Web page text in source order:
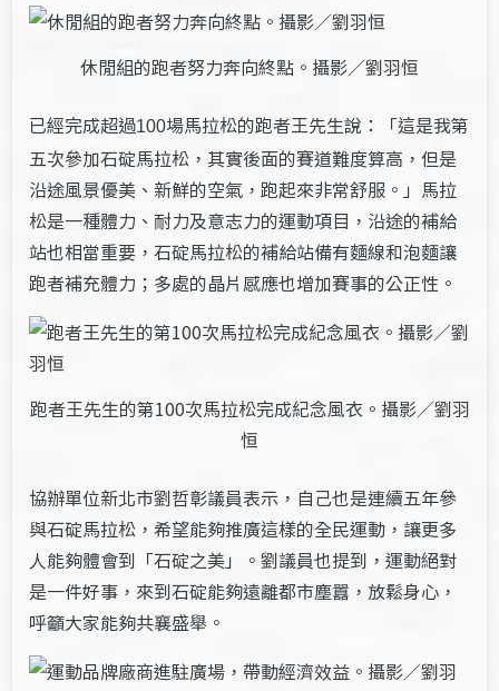
休閒組的跑者努力奔向終點。攝影／劉羽恒
已經完成超過100場馬拉松的跑者王先生說：「這是我第
五次參加石碇馬拉松，其實後面的賽道難度算高，但是
沿途風景優美、新鮮的空氣，跑起來非常舒服。」馬拉
松是一種體力、耐力及意志力的運動項目，沿途的補給
站也相當重要，石碇馬拉松的補給站備有麵線和泡麵讓
跑者補充體力；多處的晶片感應也增加賽事的公正性。
跑者王先生的第100次馬拉松完成紀念風衣。攝影／劉羽
恒
協辦單位新北市劉哲彰議員表示，自己也是連續五年參
與石碇馬拉松，希望能夠推廣這樣的全民運動，讓更多
人能夠體會到「石碇之美」。劉議員也提到，運動絕對
是一件好事，來到石碇能夠遠離都市塵囂，放鬆身心，
呼籲大家能夠共襄盛舉。